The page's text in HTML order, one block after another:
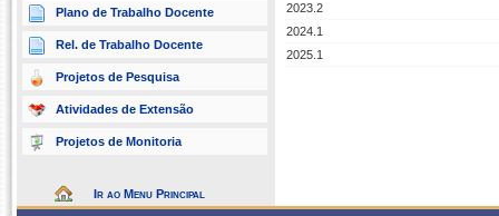
Plano de Trabalho Docente
Rel. de Trabalho Docente
Projetos de Pesquisa
Atividades de Extensão
Projetos de Monitoria
Ir ao Menu Principal
2023.2
2024.1
2025.1